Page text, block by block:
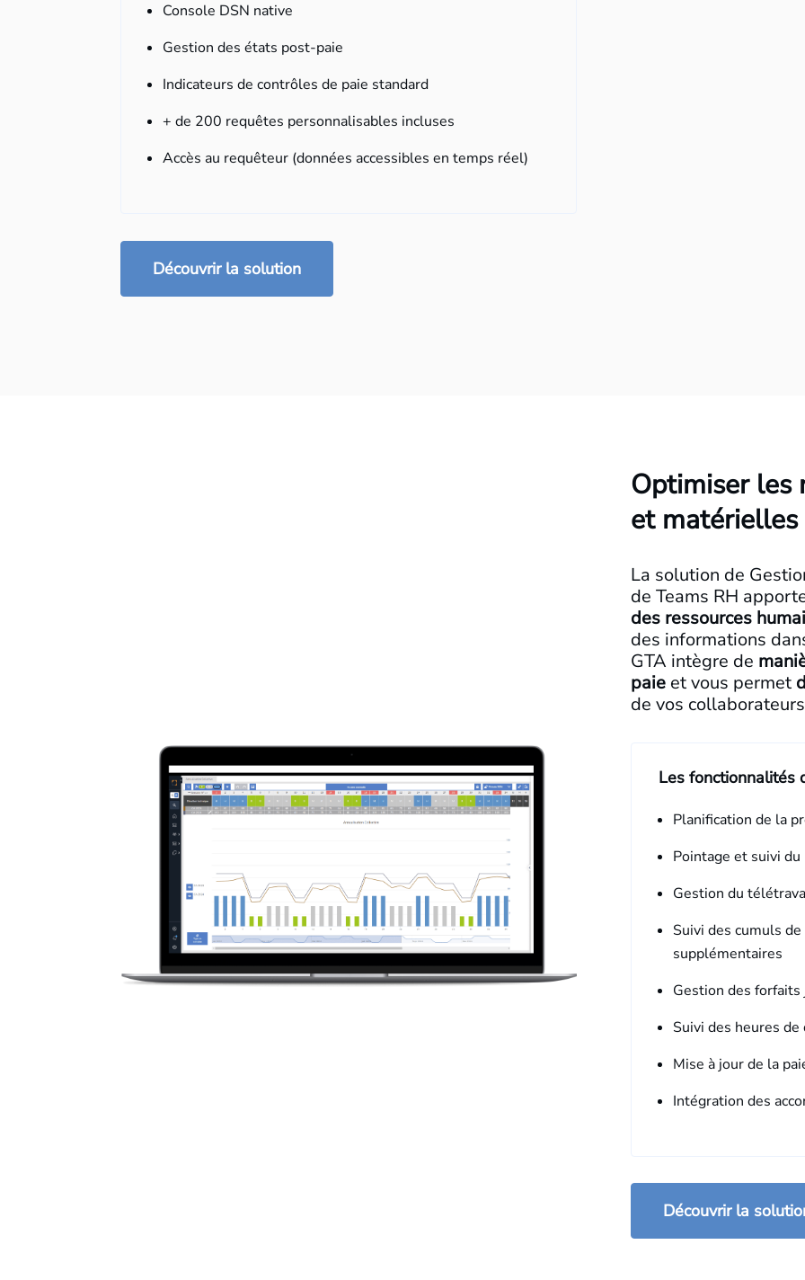
Console DSN native
Gestion des états post-paie
Indicateurs de contrôles de paie standard
+ de 200 requêtes personnalisables incluses
Accès au requêteur (données accessibles en temps réel)
Découvrir la solution
Optimiser les
et matérielles
La solution de
de Teams RH
des ressources
des informations
GTA intègre de
paieet vous permet
de vos
Les fonctionnalités
Planification de la
Pointage et suivi
Gestion du
Suivi des cumuls
supplémentaires
Gestion des forfaits
Suivi des heures
Mise à jour de la
Intégration des
Découvrir la